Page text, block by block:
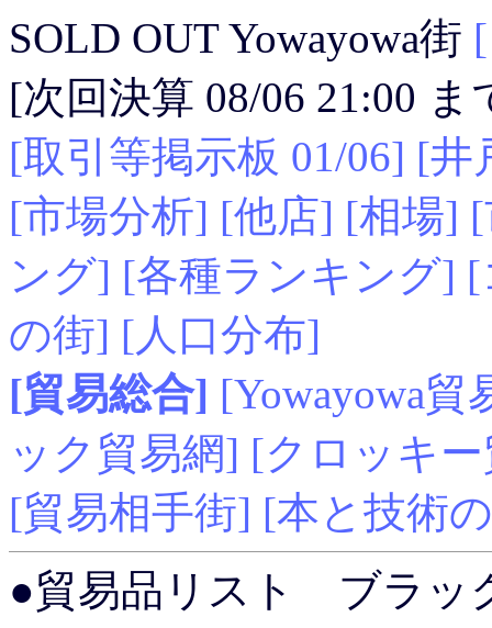
SOLD OUT Yowayowa街
[次回決算 08/06 21:00
[取引等掲示板 01/06] [井
[市場分析] [他店] [相場]
ング] [各種ランキング] [
の街] [人口分布]
[貿易総合] [Yowayowa貿
ック貿易網] [クロッキ
[貿易相手街] [本と技術
●貿易品リスト ブラッ